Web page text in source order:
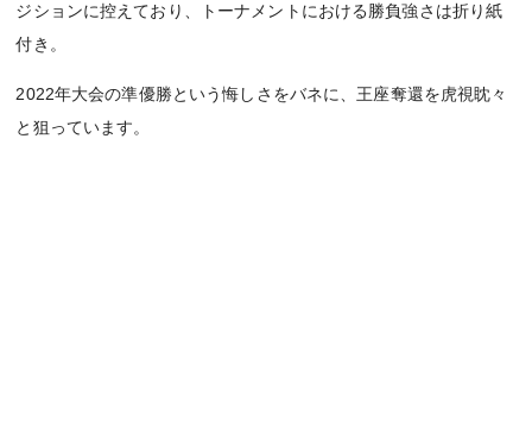
ジションに控えており、トーナメントにおける勝負強さは折り紙
付き。
2022年大会の準優勝という悔しさをバネに、王座奪還を虎視眈々
と狙っています。